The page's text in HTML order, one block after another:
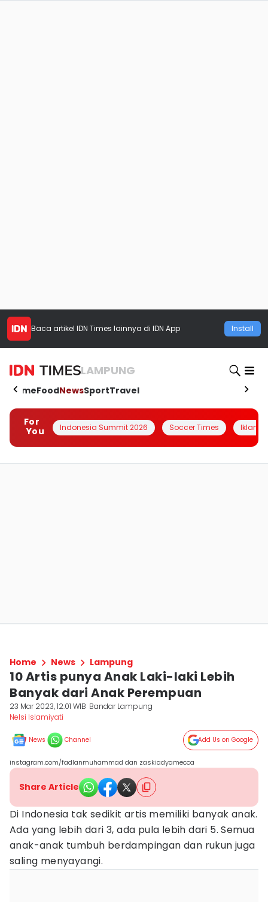
Baca artikel IDN Times lainnya di IDN App Install
LAMPUNG
HomeFoodNewsSportTravel
For
You
Indonesia Summit 2026 Soccer Times Iklanin
Home News Lampung
10 Artis punya Anak Laki-laki Lebih
Banyak dari Anak Perempuan
23 Mar 2023, 12:01 WIB Bandar Lampung
Nelsi Islamiyati
News Channel Add Us on Google
instagram.com/fadlanmuhammad dan zaskiadyamecca
Share Article
Di Indonesia tak sedikit artis memiliki banyak anak.
Ada yang lebih dari 3, ada pula lebih dari 5. Semua
anak-anak tumbuh berdampingan dan rukun juga
saling menyayangi.